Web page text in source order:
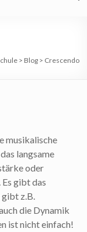
> Blog> Crescendo
musikalische
langsame
oder
gibt das
gibt z.B.
die Dynamik
ist nicht einfach!